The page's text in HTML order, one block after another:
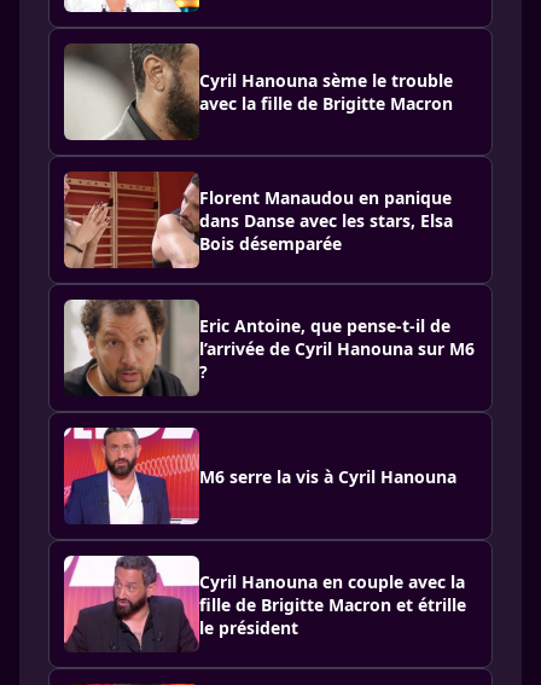
Cyril Hanouna sème le trouble
avec la fille de Brigitte Macron
Florent Manaudou en panique
dans Danse avec les stars, Elsa
Bois désemparée
Eric Antoine, que pense-t-il de
l’arrivée de Cyril Hanouna sur M6
?
M6 serre la vis à Cyril Hanouna
Cyril Hanouna en couple avec la
fille de Brigitte Macron et étrille
le président